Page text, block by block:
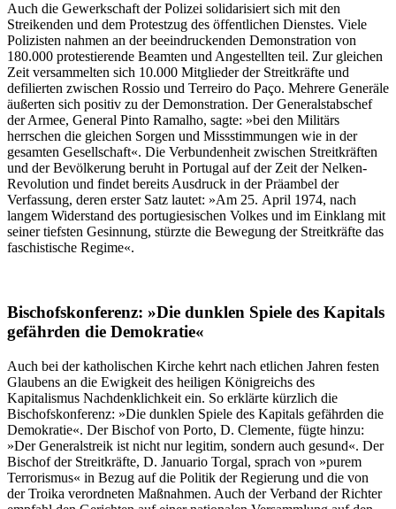
Auch die Gewerkschaft der Polizei solidarisiert sich mit den
Streikenden und dem Protestzug des öffentlichen Dienstes. Viele
Polizisten nahmen an der beeindruckenden Demonstration von
180.000 protestierende Beamten und Angestellten teil. Zur gleichen
Zeit versammelten sich 10.000 Mitglieder der Streitkräfte und
defilierten zwischen Rossio und Terreiro do Paço. Mehrere Generäle
äußerten sich positiv zu der Demonstration. Der Generalstabschef
der Armee, General Pinto Ramalho, sagte: »bei den Militärs
herrschen die gleichen Sorgen und Missstimmungen wie in der
gesamten Gesellschaft«. Die Verbundenheit zwischen Streitkräften
und der Bevölkerung beruht in Portugal auf der Zeit der Nelken-
Revolution und findet bereits Ausdruck in der Präambel der
Verfassung, deren erster Satz lautet: »Am 25. April 1974, nach
langem Widerstand des portugiesischen Volkes und im Einklang mit
seiner tiefsten Gesinnung, stürzte die Bewegung der Streitkräfte das
faschistische Regime«.
Bischofskonferenz: »Die dunklen Spiele des Kapitals
gefährden die Demokratie«
Auch bei der katholischen Kirche kehrt nach etlichen Jahren festen
Glaubens an die Ewigkeit des heiligen Königreichs des
Kapitalismus Nachdenklichkeit ein. So erklärte kürzlich die
Bischofskonferenz: »Die dunklen Spiele des Kapitals gefährden die
Demokratie«. Der Bischof von Porto, D. Clemente, fügte hinzu:
»Der Generalstreik ist nicht nur legitim, sondern auch gesund«. Der
Bischof der Streitkräfte, D. Januario Torgal, sprach von »purem
Terrorismus« in Bezug auf die Politik der Regierung und die von
der Troika verordneten Maßnahmen. Auch der Verband der Richter